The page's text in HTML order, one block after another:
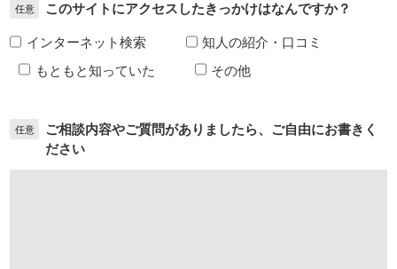
任意 このサイトにアクセスしたきっかけはなんですか？
インターネット検索
知人の紹介・口コミ
もともと知っていた
その他
任意
ご相談内容やご質問がありましたら、ご自由にお書きく
ださい